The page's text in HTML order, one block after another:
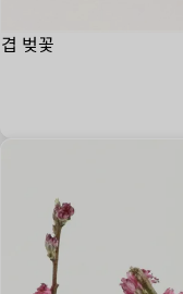
겹 벚꽃